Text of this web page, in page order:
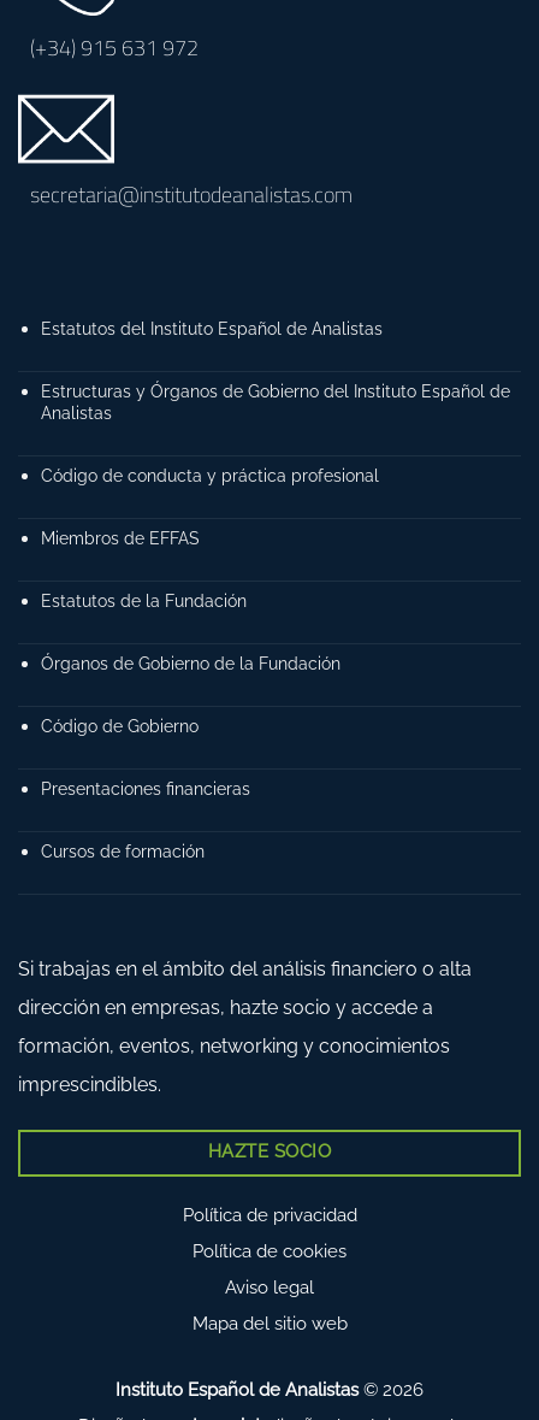
(+34)915 631 972
secretaria@institutodeanalistas.com
Estatutos del Instituto Español de Analistas
Estructuras y Órganos de Gobierno del Instituto Español de
Analistas
Código de conducta y práctica profesional
Miembros de EFFAS
Estatutos de la Fundación
Órganos de Gobierno de la Fundación
Código de Gobierno
Presentaciones financieras
Cursos de formación
Si trabajas en el ámbito del análisis financiero o alta
dirección en empresas, hazte socio y accede a
formación, eventos, networking y conocimientos
imprescindibles.
HAZTE SOCIO
Política de privacidad
Política de cookies
Aviso legal
Mapa del sitio web
Instituto Español de Analistas© 2026